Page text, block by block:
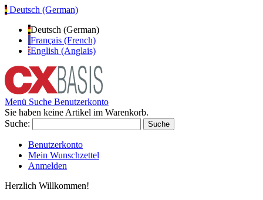
Deutsch (German)
Deutsch (German)
Français (French)
English (Anglais)
Menü Suche Benutzerkonto
Sie haben keine Artikel im Warenkorb.
Suche:
Suche
Benutzerkonto
Mein Wunschzettel
Anmelden
Herzlich Willkommen!